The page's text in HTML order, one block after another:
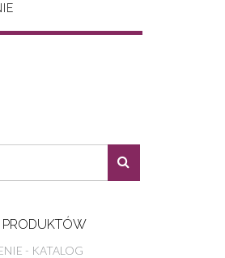
PRODUKTÓW
- KATALOG